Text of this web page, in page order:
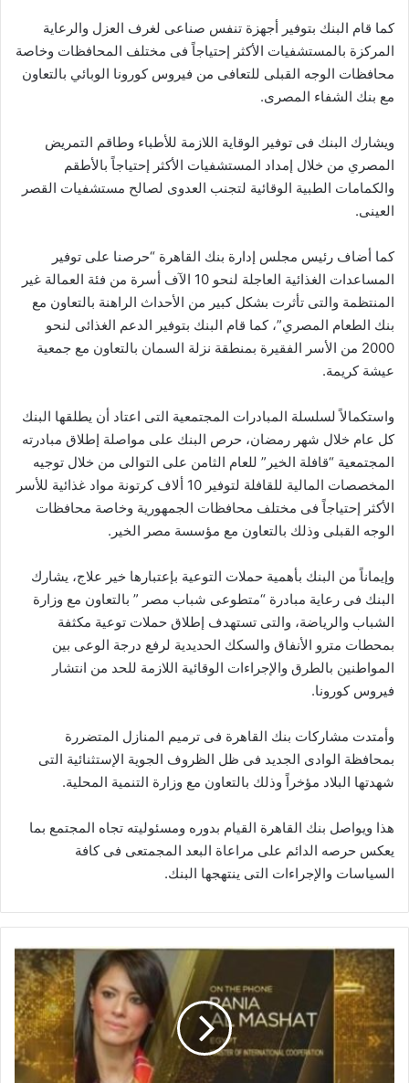
كما قام البنك بتوفير أجهزة تنفس صناعى لغرف العزل والرعاية
المركزة بالمستشفيات الأكثر إحتياجاً فى مختلف المحافظات وخاصة
محافظات الوجه القبلى للتعافى من فيروس كورونا الوبائي بالتعاون
مع بنك الشفاء المصرى.
ويشارك البنك فى توفير الوقاية اللازمة للأطباء وطاقم التمريض
المصري من خلال إمداد المستشفيات الأكثر إحتياجاً بالأطقم
والكمامات الطبية الوقائية لتجنب العدوى لصالح مستشفيات القصر
العينى.
كما أضاف رئيس مجلس إدارة بنك القاهرة “حرصنا على توفير
المساعدات الغذائية العاجلة لنحو 10 الآف أسرة من فئة العمالة غير
المنتظمة والتى تأثرت بشكل كبير من الأحداث الراهنة بالتعاون مع
بنك الطعام المصري”، كما قام البنك بتوفير الدعم الغذائى لنحو
2000 من الأسر الفقيرة بمنطقة نزلة السمان بالتعاون مع جمعية
عيشة كريمة.
واستكمالاً لسلسلة المبادرات المجتمعية التى اعتاد أن يطلقها البنك
كل عام خلال شهر رمضان، حرص البنك على مواصلة إطلاق مبادرته
المجتمعية “قافلة الخير” للعام الثامن على التوالى من خلال توجيه
المخصصات المالية للقافلة لتوفير 10 ألاف كرتونة مواد غذائية للأسر
الأكثر إحتياجاً فى مختلف محافظات الجمهورية وخاصة محافظات
الوجه القبلى وذلك بالتعاون مع مؤسسة مصر الخير.
وإيماناً من البنك بأهمية حملات التوعية بإعتبارها خير علاج، يشارك
البنك فى رعاية مبادرة “متطوعى شباب مصر ” بالتعاون مع وزارة
الشباب والرياضة، والتى تستهدف إطلاق حملات توعية مكثفة
بمحطات مترو الأنفاق والسكك الحديدية لرفع درجة الوعى بين
المواطنين بالطرق والإجراءات الوقائية اللازمة للحد من انتشار
فيروس كورونا.
وأمتدت مشاركات بنك القاهرة فى ترميم المنازل المتضررة
بمحافظة الوادى الجديد فى ظل الظروف الجوية الإستثنائية التى
شهدتها البلاد مؤخراً وذلك بالتعاون مع وزارة التنمية المحلية.
هذا ويواصل بنك القاهرة القيام بدوره ومسئوليته تجاه المجتمع بما
يعكس حرصه الدائم على مراعاة البعد المجمتعى فى كافة
السياسات والإجراءات التى ينتهجها البنك.
المشاط
لسي
ان
بي
سي:
الاصلاحات
الاقتصادية